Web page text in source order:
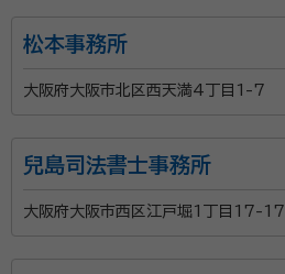
松本事務所
大阪府大阪市北区西天満4丁目1-7
兒島司法書士事務所
大阪府大阪市西区江戸堀1丁目17-17